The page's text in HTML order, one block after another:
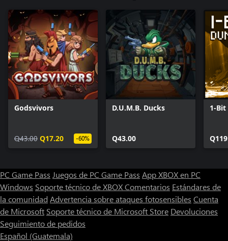
Godsvivors
Q43.00 Q17.20 -60%
D.U.M.B. Ducks
Q43.00
1-
PC Game Pass Juegos de PC Game Pass App XBOX en PC
Windows Soporte técnico de XBOXComentarios Estándares de
la comunidad Advertencia sobre ataques fotosensibles Cuenta
de Microsoft Soporte técnico de Microsoft Store Devoluciones
Seguimiento de pedidos
Español (Guatemala)